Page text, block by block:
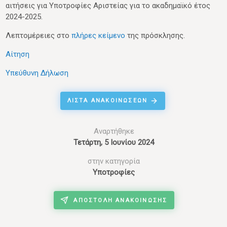
αιτήσεις για Υποτροφίες Αριστείας για το ακαδημαϊκό έτος
2024-2025.
Λεπτομέρειες στο πλήρες κείμενο της πρόσκλησης.
Αίτηση
Υπεύθυνη Δήλωση
ΛΊΣΤΑ ΑΝΑΚΟΙΝΏΣΕΩΝ
Αναρτήθηκε
Τετάρτη, 5 Ιουνίου 2024
στην κατηγορία
Υποτροφίες
ΑΠΟΣΤΟΛΉ ΑΝΑΚΟΊΝΩΣΗΣ